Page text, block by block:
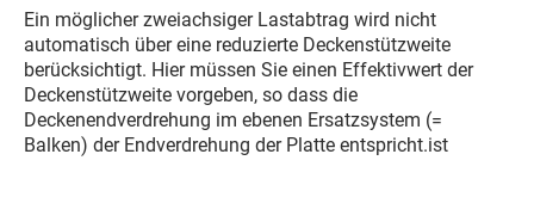
Ein möglicher zweiachsiger Lastabtrag wird nicht
automatisch über eine reduzierte Deckenstützweite
berücksichtigt. Hier müssen Sie einen Effektivwert der
Deckenstützweite vorgeben, so dass die
Deckenendverdrehung im ebenen Ersatzsystem (=
Balken) der Endverdrehung der Platte entspricht.ist